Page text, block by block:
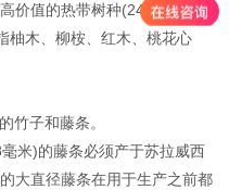
价值的热带树种(24)。
木、柳桉、红木、桃花心
子和藤条。
)的藤条必须产于苏拉威西
大直径藤条在用于生产之前都